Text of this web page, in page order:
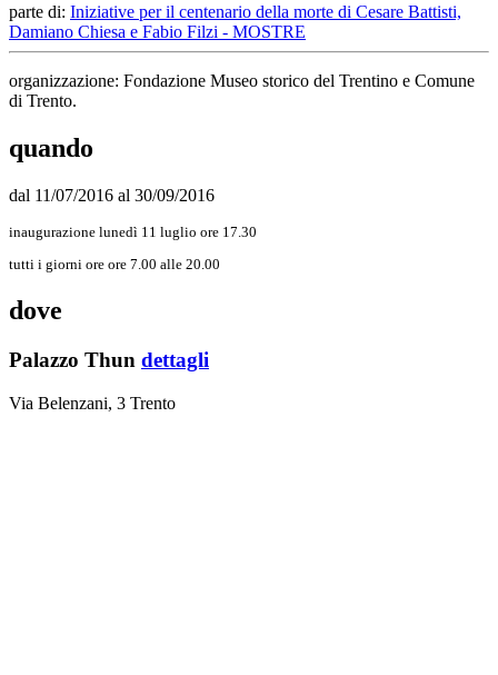
parte di: Iniziative per il centenario della morte di Cesare Battisti,
Damiano Chiesa e Fabio Filzi - MOSTRE
organizzazione: Fondazione Museo storico del Trentino e Comune
di Trento.
quando
dal 11/07/2016 al 30/09/2016
inaugurazione lunedì 11 luglio ore 17.30
tutti i giorni ore ore 7.00 alle 20.00
dove
Palazzo Thun dettagli
Via Belenzani, 3 Trento